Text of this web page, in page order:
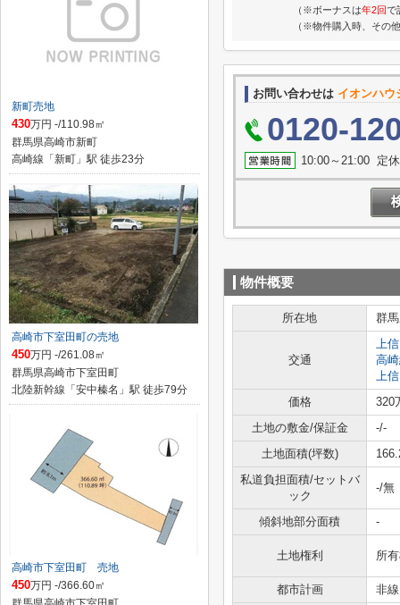
（※ボーナスは年2回で
（※物件購入時、その
お問い合わせは イオンハ
0120-
10:00～21:00 定
物件概要
所在地 群
交通
上
高
上
価格
320
土地の敷金/保証金
-/-
土地面積(坪数)
私道負担面積/セットバ
ック
-/無
傾斜地部分面積 -
土地権利 所
都市計画 非
新町売地
430万円 -/110.98㎡
群馬県高崎市新町
高崎線「新町」駅 徒歩23分
高崎市下室田町の売地
450万円 -/261.08㎡
群馬県高崎市下室田町
北陸新幹線「安中榛名」駅 徒歩79分
高崎市下室田町 売地
450万円 -/366.60㎡